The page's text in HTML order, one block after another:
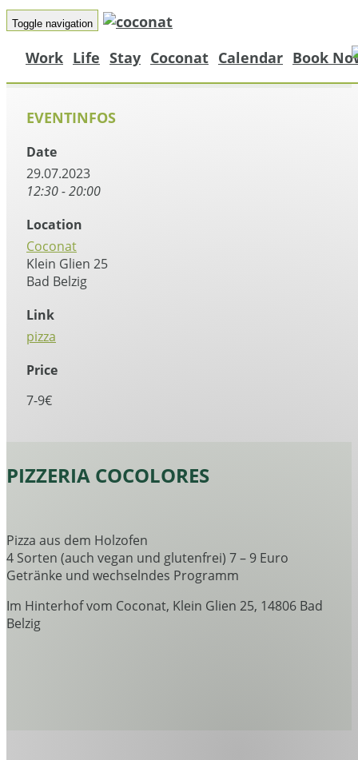
Toggle navigation
Work Life Stay Coconat Calendar Book
EVENTINFOS
Date
29.07.2023
12:30 - 20:00
Location
Coconat
Klein Glien 25
Bad Belzig
Link
pizza
Price
7-9€
PIZZERIA COCOLORES
Pizza aus dem Holzofen
4 Sorten (auch vegan und glutenfrei) 7 – 9 Euro
Getränke und wechselndes Programm
Im Hinterhof vom Coconat, Klein Glien 25, 14806 Bad
Belzig